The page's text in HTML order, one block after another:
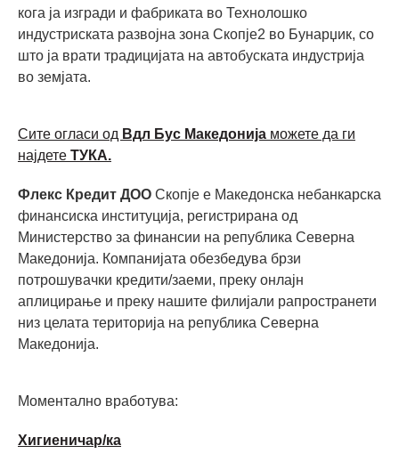
кога ја изгради и фабриката во Технолошко
индустриската развојна зона Скопје2 во Бунарџик, со
што ја врати традицијата на автобуската индустрија
во земјата.
Сите огласи од Вдл Бус Македонија можете да ги
најдете ТУКА.
Флекс Кредит ДОО Скопје е Македонска небанкарска
финансиска институција, регистрирана од
Министерство за финансии на република Северна
Македонија. Компанијата обезбедува брзи
потрошувачки кредити/заеми, преку онлајн
аплицирање и преку нашите филијали рапространети
низ целата територија на република Северна
Македонија.
Моментално вработува:
Хигиеничар/ка